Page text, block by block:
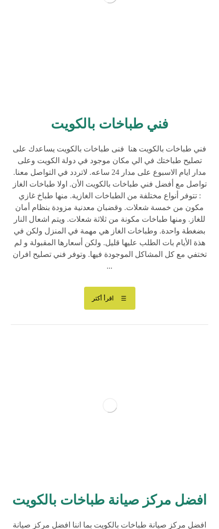
فني طباخات بالكويت
فني طباخات بالكويت هنا فنى طباخات بالكويت يساعدك على
تصليح طباختك في الي مكان موجود في دولة الكويت وعلى
مدار ايام الاسبوع على مدار 24 ساعه. لاتردد في التواصل معنا.
تواصل مع أفضل فني طباخات بالكويت الأن. اولا طباخات الغاز
: تتوفر أنواع مختلفة من الطباخات الغازية. منها طباخ غازي
مكون من خمسة شعلات. وقضبان معدنية مزودة بنظام أمان
للغاز. ومنها طباخات مكونة من ثلاثة شعلات. ويتم اشعال النار
بضغطة واحدة. وطباخات الغاز هي مهمة في المنزل ولكن في
هذة الأيام بات الطلب عليها قليل. ولكن أسعارها المقبولة و لم
تختفي مع كل المشاكل الموجودة فيها. وتوفر فني تصليح افران
...
اقرأ أكثر
افضل مركز صيانة طباخات بالكويت
افضل مركز صيانة طباخات بالكويت بما اننا افضل مركز صيانة